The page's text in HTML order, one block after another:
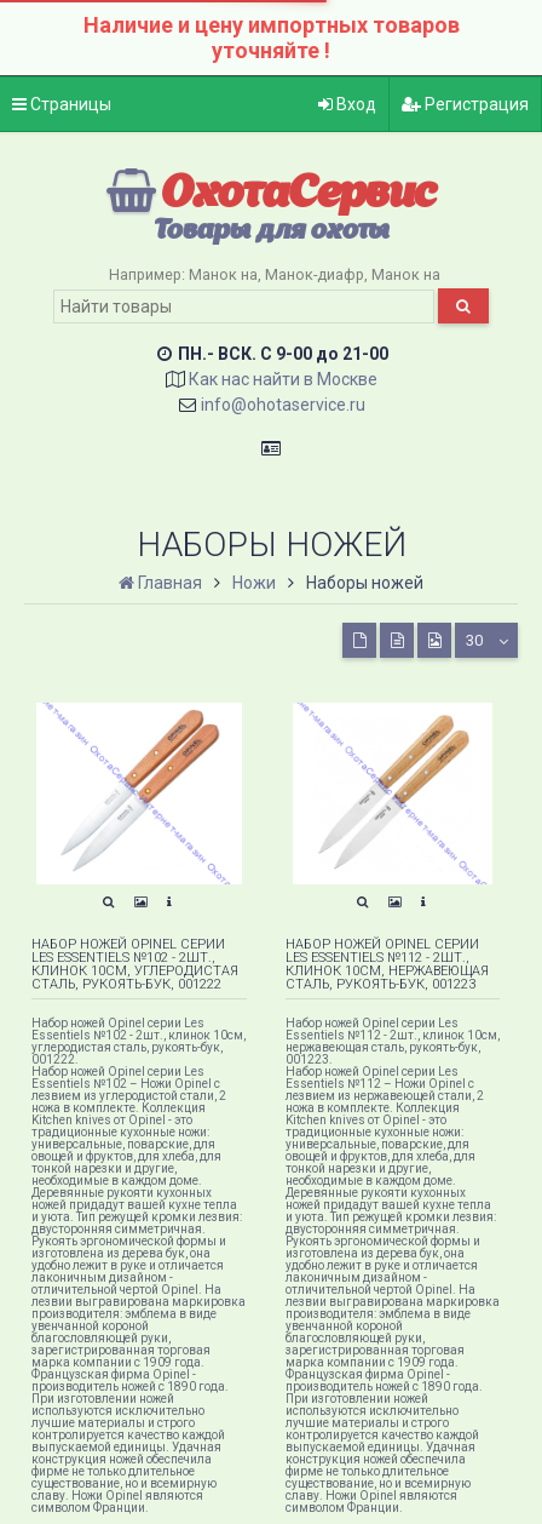
Наличие и цену импортных товаров
уточняйте !
Страницы Вход Регистрация
ОхотаСервис
Товары для охоты
Например: Манок на Манок-диафр Манок на
ПН.- ВСК. C 9-00 до 21-00
Как нас найти в Москве
info@ohotaservice.ru
НАБОРЫ НОЖЕЙ
Главная Ножи Наборы ножей
30
НАБОР НОЖЕЙ OPINEL СЕРИИ
LES ESSENTIELS №102 - 2ШТ.,
КЛИНОК 10СМ, УГЛЕРОДИСТАЯ
СТАЛЬ, РУКОЯТЬ-БУК, 001222
Набор ножей Opinel серии Les
Essentiels №102 - 2шт., клинок 10см,
углеродистая сталь, рукоять-бук,
001222.
Набор ножей Opinel серии Les
Essentiels №102 – Ножи Opinel с
лезвием из углеродистой стали, 2
ножа в комплекте. Коллекция
Kitchen knives от Opinel - это
традиционные кухонные ножи:
универсальные, поварские, для
овощей и фруктов, для хлеба, для
тонкой нарезки и другие,
необходимые в каждом доме.
Деревянные рукояти кухонных
ножей придадут вашей кухне тепла
и уюта. Тип режущей кромки лезвия:
двусторонняя симметричная.
Рукоять эргономической формы и
изготовлена из дерева бук, она
удобно лежит в руке и отличается
лаконичным дизайном -
отличительной чертой Opinel. На
лезвии выгравирована маркировка
производителя: эмблема в виде
увенчанной короной
благословляющей руки,
зарегистрированная торговая
марка компании с 1909 года.
Французская фирма Opinel -
производитель ножей с 1890 года.
При изготовлении ножей
используются исключительно
лучшие материалы и строго
контролируется качество каждой
выпускаемой единицы. Удачная
конструкция ножей обеспечила
фирме не только длительное
существование, но и всемирную
славу. Ножи Opinel являются
символом Франции.
НАБОР НОЖЕЙ OPINEL СЕРИИ
LES ESSENTIELS №112 - 2ШТ.,
КЛИНОК 10СМ, НЕРЖАВЕЮЩАЯ
СТАЛЬ, РУКОЯТЬ-БУК, 001223
Набор ножей Opinel серии Les
Essentiels №112 - 2шт., клинок 10см,
нержавеющая сталь, рукоять-бук,
001223.
Набор ножей Opinel серии Les
Essentiels №112 – Ножи Opinel с
лезвием из нержавеющей стали, 2
ножа в комплекте. Коллекция
Kitchen knives от Opinel - это
традиционные кухонные ножи:
универсальные, поварские, для
овощей и фруктов, для хлеба, для
тонкой нарезки и другие,
необходимые в каждом доме.
Деревянные рукояти кухонных
ножей придадут вашей кухне тепла
и уюта. Тип режущей кромки лезвия:
двусторонняя симметричная.
Рукоять эргономической формы и
изготовлена из дерева бук, она
удобно лежит в руке и отличается
лаконичным дизайном -
отличительной чертой Opinel. На
лезвии выгравирована маркировка
производителя: эмблема в виде
увенчанной короной
благословляющей руки,
зарегистрированная торговая
марка компании с 1909 года.
Французская фирма Opinel -
производитель ножей с 1890 года.
При изготовлении ножей
используются исключительно
лучшие материалы и строго
контролируется качество каждой
выпускаемой единицы. Удачная
конструкция ножей обеспечила
фирме не только длительное
существование, но и всемирную
славу. Ножи Opinel являются
символом Франции.